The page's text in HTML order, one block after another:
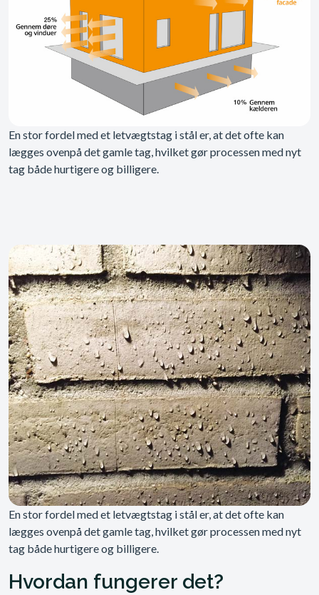
En stor fordel med et letvægtstag i stål er, at det ofte kan
lægges ovenpå det gamle tag, hvilket gør processen med nyt
tag både hurtigere og billigere.
En stor fordel med et letvægtstag i stål er, at det ofte kan
lægges ovenpå det gamle tag, hvilket gør processen med nyt
tag både hurtigere og billigere.
Hvordan fungerer det?